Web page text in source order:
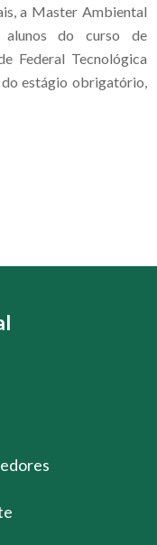
a Master Ambiental
do curso de
Federal Tecnológica
estágio obrigatório,